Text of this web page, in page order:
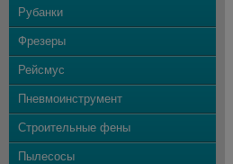
Рубанки
Фрезеры
Рейсмус
Пневмоинструмент
Строительные фены
Пылесосы